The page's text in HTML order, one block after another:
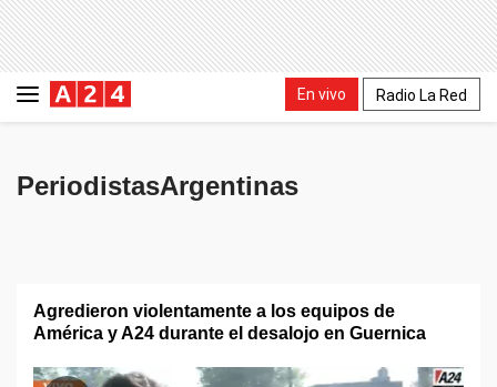
En vivo Radio La Red
PeriodistasArgentinas
Agredieron violentamente a los equipos de
América y A24 durante el desalojo en Guernica